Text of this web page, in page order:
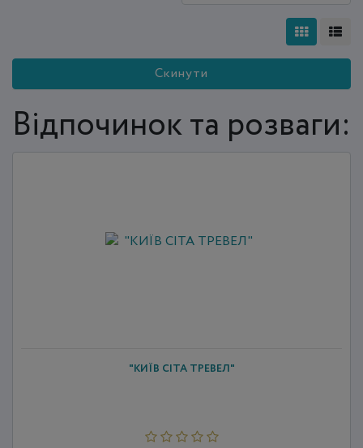
Скинути
Відпочинок та розваги:
"КИЇВ СІТА ТРЕВЕЛ"